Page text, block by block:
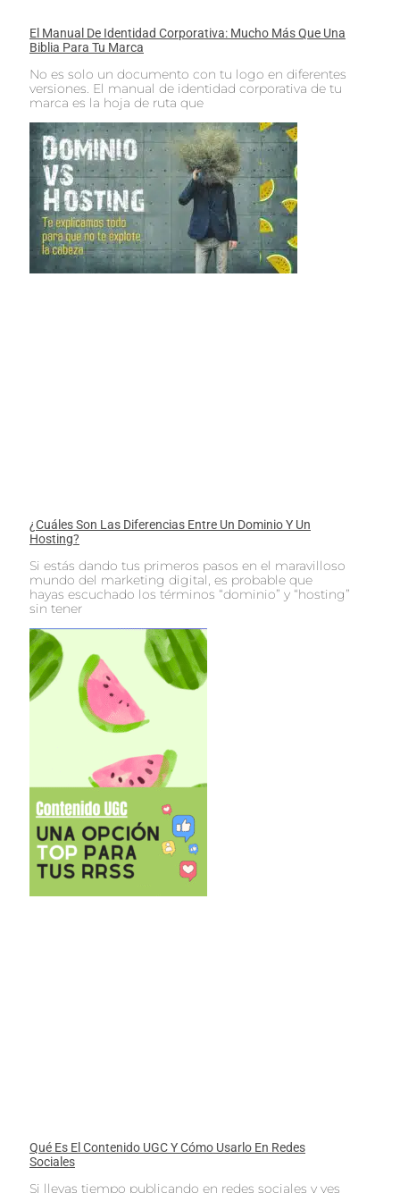
El Manual De Identidad Corporativa: Mucho Más Que Una
Biblia Para Tu Marca
No es solo un documento con tu logo en diferentes
versiones. El manual de identidad corporativa de tu
marca es la hoja de ruta que
¿Cuáles Son Las Diferencias Entre Un Dominio Y Un
Hosting?
Si estás dando tus primeros pasos en el maravilloso
mundo del marketing digital, es probable que
hayas escuchado los términos “dominio” y “hosting”
sin tener
Qué Es El Contenido UGC Y Cómo Usarlo En Redes
Sociales
Si llevas tiempo publicando en redes sociales y ves